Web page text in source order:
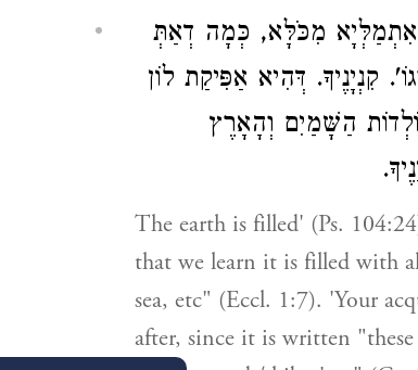
מִכֹּלָּא, כְּמָה דְאַתְּ
קִנְיָנֶיךָ. דְּהִיא אַפִּיקַת לוֹן
הַשָּׁמַיִם וְהָאָרֶץ
The earth is filled' (Ps.
that we learn it is filled with
sea, etc" (Eccl. 1:7). 'Your
after, since it is written